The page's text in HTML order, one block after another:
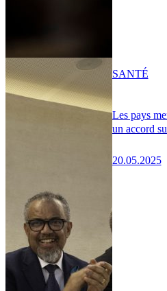
Les pays
un accord
20.05.2025
SANTÉ